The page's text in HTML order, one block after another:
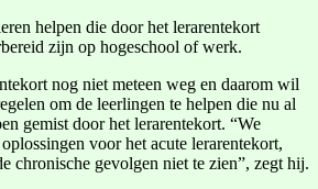
helpen die door het lerarentekort
zijn op hogeschool of werk.
nog niet meteen weg en daarom wil
om de leerlingen te helpen die nu al
gemist door het lerarentekort. “We
voor het acute lerarentekort,
chronische gevolgen niet te zien”, zegt hij.